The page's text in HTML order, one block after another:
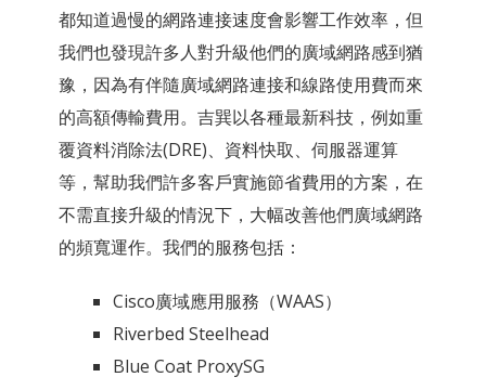
都知道過慢的網路連接速度會影響工作效率，但
我們也發現許多人對升級他們的廣域網路感到猶
豫，因為有伴隨廣域網路連接和線路使用費而來
的高額傳輸費用。吉巽以各種最新科技，例如重
覆資料消除法(DRE)、資料快取、伺服器運算
等，幫助我們許多客戶實施節省費用的方案，在
不需直接升級的情況下，大幅改善他們廣域網路
的頻寬運作。我們的服務包括：
Cisco廣域應用服務（WAAS）
Riverbed Steelhead
Blue Coat ProxySG